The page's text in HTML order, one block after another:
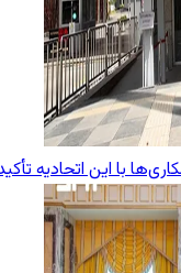
با این اتحادیه